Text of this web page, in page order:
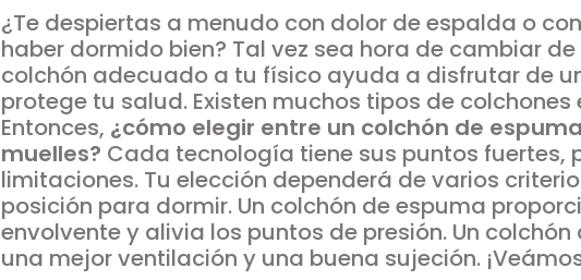
¿Te despiertas a menudo con dolor de espalda o
haber dormido bien? Tal vez sea hora de cambiar de
colchón adecuado a tu físico ayuda a disfrutar de
protege tu salud. Existen muchos tipos de colchones
Entonces, ¿cómo elegir entre un colchón de
muelles? Cada tecnología tiene sus puntos fuertes,
limitaciones. Tu elección dependerá de varios
posición para dormir. Un colchón de espuma
envolvente y alivia los puntos de presión. Un
una mejor ventilación y una buena sujeción.